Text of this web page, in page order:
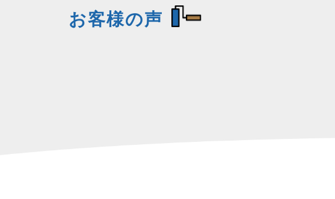
お客様の声